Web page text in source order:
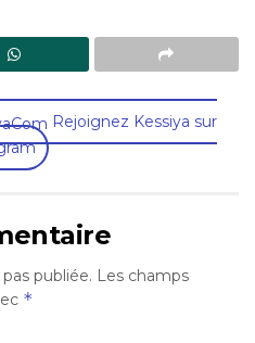
Rejoignez Kessiya sur
publiée. Les champs
*